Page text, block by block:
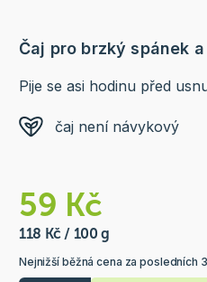
Čaj pro brzký spánek
Pije se asi hodinu před
čaj není návykový
59 Kč
118 Kč / 100 g
Nejnižší běžná cena za posledních